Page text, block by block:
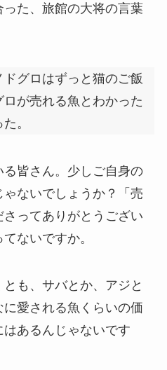
た、旅館の大将の言葉
グロはずっと猫のご飯
が売れる魚とわかった
。
る皆さん。少しご自身の
ないでしょうか？「売
ってありがとうござい
ないですか。
も、サバとか、アジと
愛される魚くらいの価
あるんじゃないです